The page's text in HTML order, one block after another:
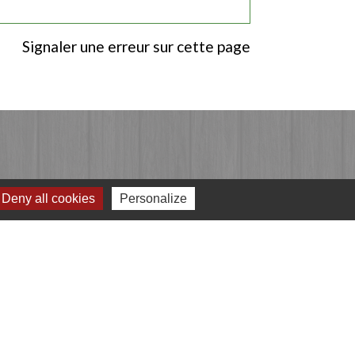
Signaler une erreur sur cette page
all cookies Personalize